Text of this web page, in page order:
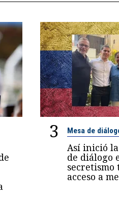
3 Mesa de
Así inició
de diálogo
acceso a